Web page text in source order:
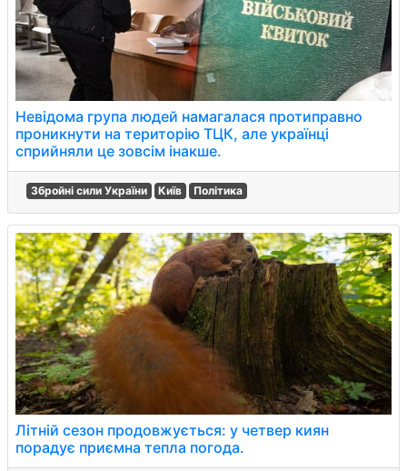
Невідома група людей намагалася протиправно
проникнути на територію ТЦК, але українці
сприйняли це зовсім інакше.
Збройні сили України Київ Політика
Літній сезон продовжується: у четвер киян
порадує приємна тепла погода.